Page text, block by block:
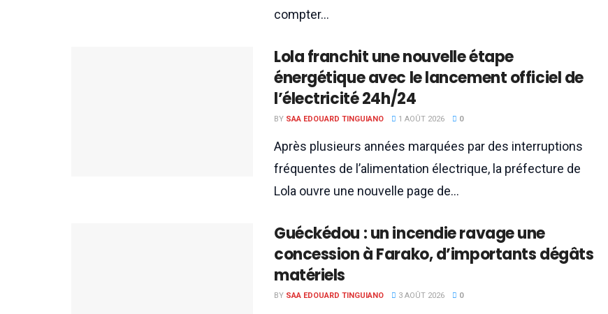
compter...
Lola franchit une nouvelle étape
énergétique avec le lancement officiel de
l’électricité 24h/24
BY SAA EDOUARD TINGUIANO 1 AOÛT 2026 0
Après plusieurs années marquées par des interruptions
fréquentes de l’alimentation électrique, la préfecture de
Lola ouvre une nouvelle page de...
Guéckédou : un incendie ravage une
concession à Farako, d’importants dégâts
matériels
BY SAA EDOUARD TINGUIANO 3 AOÛT 2026 0